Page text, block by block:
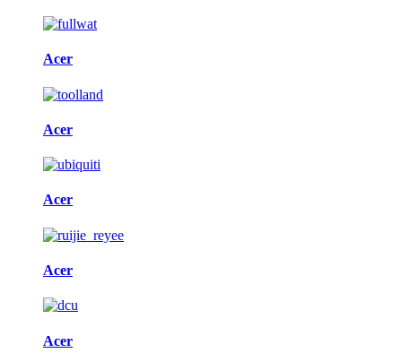
Acer
Acer
Acer
Acer
Acer